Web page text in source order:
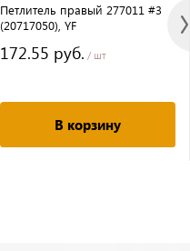
Петлитель правый 277011 #3
(20717050), YF
172.55 руб. / шт
В корзину